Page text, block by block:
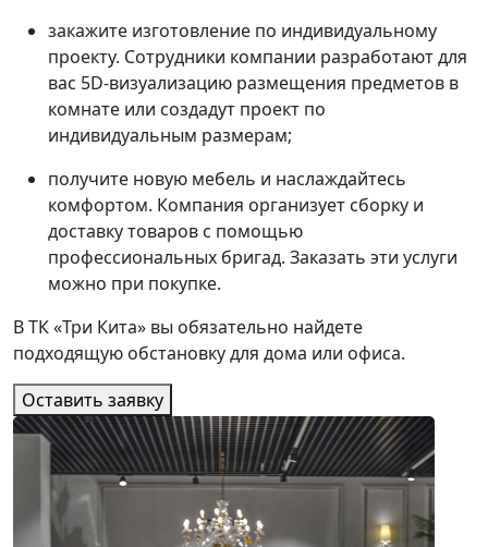
закажите изготовление по индивидуальному
проекту. Сотрудники компании разработают для
вас 5D-визуализацию размещения предметов в
комнате или создадут проект по
индивидуальным размерам;
получите новую мебель и наслаждайтесь
комфортом. Компания организует сборку и
доставку товаров с помощью
профессиональных бригад. Заказать эти услуги
можно при покупке.
В ТК «Три Кита» вы обязательно найдете
подходящую обстановку для дома или офиса.
Оставить заявку